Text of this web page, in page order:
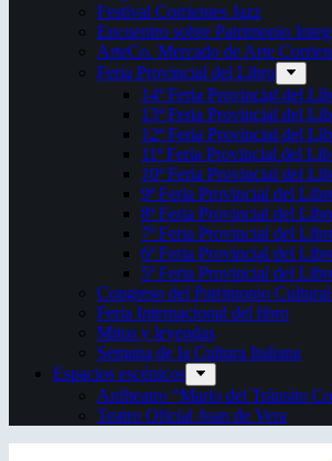
Festival Corrientes Jazz
Encuentro sobre Patrimonio
ArteCo. Mercado de Arte
Feria Provincial del Libro
14ª Feria Provincial del
13ª Feria Provincial del
12ª Feria Provincial del
11ª Feria Provincial del
10ª Feria Provincial del
9ª Feria Provincial del
8ª Feria Provincial del
7ª Feria Provincial del
6ª Feria Provincial del
5ª Feria Provincial del
Congreso del Patrimonio
Feria Internacional del libro
Mitos y leyendas
Semana de la Cultura Italiana
Espacios escénicos
Anfiteatro “Mario del Tránsito
Teatro Oficial Juan de Vera